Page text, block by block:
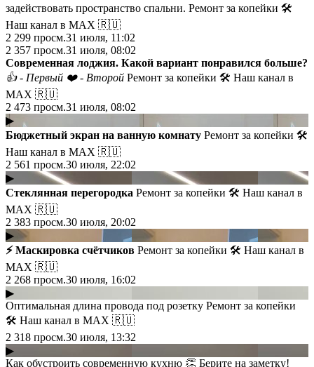
задействовать пространство спальни. Ремонт за копейки 🛠
Наш канал в МАХ 🇷🇺
2 299 просм.31 июля, 11:02
2 357 просм.31 июля, 08:02
Современная лоджия. Какой вариант понравился больше?
👍- Первый ❤️- Второй Ремонт за копейки 🛠 Наш канал в
МАХ 🇷🇺
2 473 просм.31 июля, 08:02
▶
Бюджетный экран на ванную комнату Ремонт за копейки 🛠
Наш канал в МАХ 🇷🇺
2 561 просм.30 июля, 22:02
▶
Стеклянная перегородка Ремонт за копейки 🛠 Наш канал в
МАХ 🇷🇺
2 383 просм.30 июля, 20:02
▶
⚡️ Маскировка счётчиков Ремонт за копейки 🛠 Наш канал в
МАХ 🇷🇺
2 268 просм.30 июля, 16:02
▶
Оптимальная длина провода под розетку Ремонт за копейки
🛠 Наш канал в МАХ 🇷🇺
2 318 просм.30 июля, 13:32
▶
Как обустроить современную кухню 👏 Берите на заметку!